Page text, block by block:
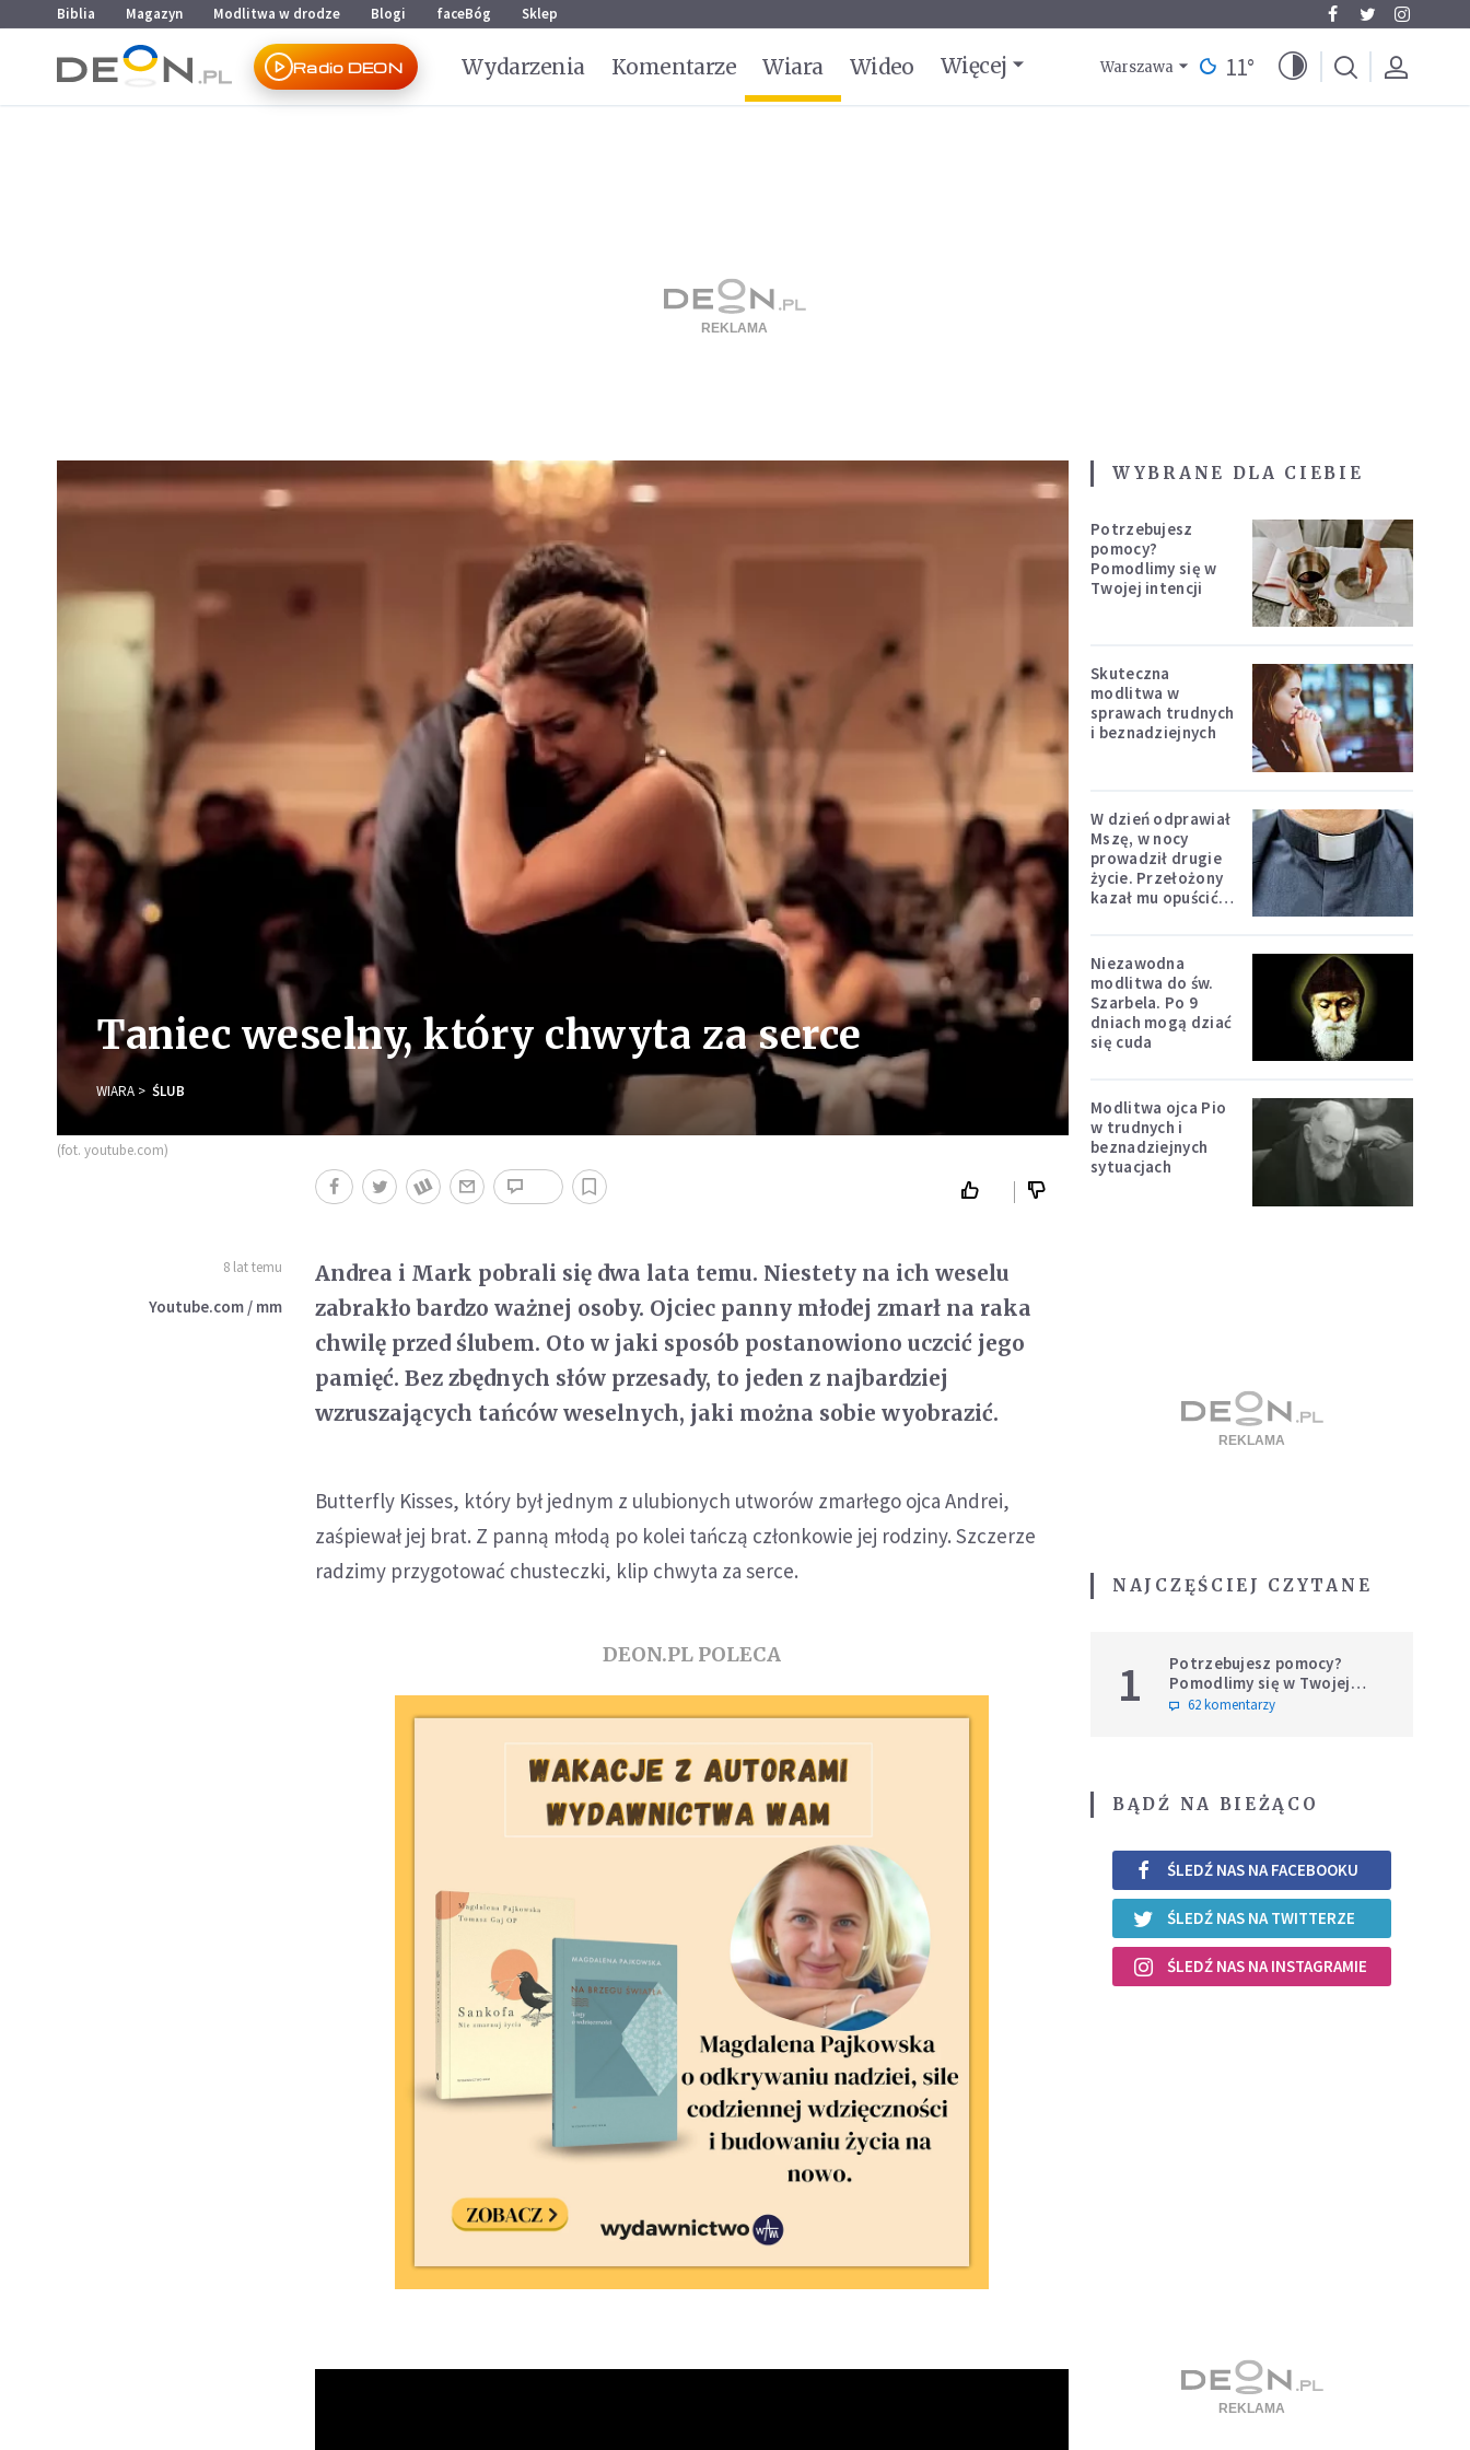
Przejdź do menu głównego
Przejdź do treści
Biblia Magazyn Modlitwa w drodze Blogi faceBóg Sklep
Radio DEON Wydarzenia Komentarze Wiara Wideo Więcej Warszawa 11°
Taniec weselny, który chwyta za serce
WIARA ŚLUB
(fot. youtube.com)
8 lat temu
Youtube.com / mm
Andrea i Mark pobrali się dwa lata temu. Niestety na ich weselu
zabrakło bardzo ważnej osoby. Ojciec panny młodej zmarł na raka
chwilę przed ślubem. Oto w jaki sposób postanowiono uczcić jego
pamięć. Bez zbędnych słów przesady, to jeden z najbardziej
wzruszających tańców weselnych, jaki można sobie wyobrazić.
Butterfly Kisses, który był jednym z ulubionych utworów zmarłego ojca Andrei,
zaśpiewał jej brat. Z panną młodą po kolei tańczą członkowie jej rodziny. Szczerze
radzimy przygotować chusteczki, klip chwyta za serce.
DEON.PL POLECA
WYBRANE DLA CIEBIE
Potrzebujesz
pomocy?
Pomodlimy się w
Twojej intencji
Skuteczna
modlitwa w
sprawach trudnych
i beznadziejnych
W dzień odprawiał
Mszę, w nocy
prowadził drugie
życie. Przełożony
kazał mu opuścić
Niezawodna
modlitwa do św.
Szarbela. Po 9
dniach mogą dziać
się cuda
Modlitwa ojca Pio
w trudnych i
beznadziejnych
sytuacjach
NAJCZĘŚCIEJ CZYTANE
1
Potrzebujesz pomocy?
Pomodlimy się w Twojej
intencji
62 komentarzy
BĄDŹ NA BIEŻĄCO
ŚLEDŹ NAS NA FACEBOOKU
ŚLEDŹ NAS NA TWITTERZE
ŚLEDŹ NAS NA INSTAGRAMIE